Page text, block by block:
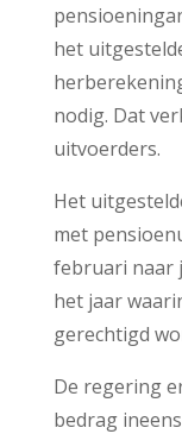
het
nodig. Dat
uitvoerders.
Het
met
februari naar
het jaar
gerechtigd
De regering
bedrag